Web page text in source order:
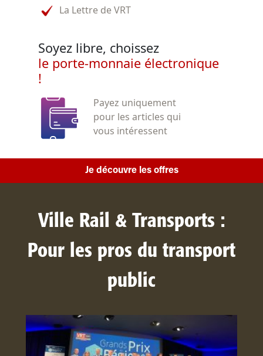
La Lettre de VRT
Soyez libre, choissez
le porte-monnaie électronique
!
Payez uniquement
pour les articles qui
vous intéressent
Je découvre les offres
Ville Rail & Transports :
Pour les pros du transport
public